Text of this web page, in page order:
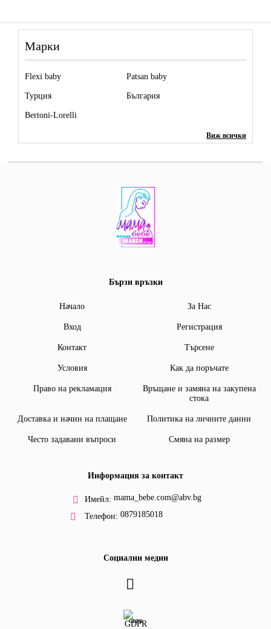
Марки
Flexi baby Patsan baby
Турция България
Bertoni-Lorelli
Виж всички
Бързи връзки
Начало За Нас
Вход Регистрация
Контакт Търсене
Условия Как да поръчате
Право на рекламация
Връщане и замяна на закупена
стока
Доставка и начин на плащане Политика на личните данни
Често задавани въпроси Смяна на размер
Информация за контакт
Имейл: mama_bebe.com@abv.bg
Телефон: 0879185018
Социални медии
GDPR